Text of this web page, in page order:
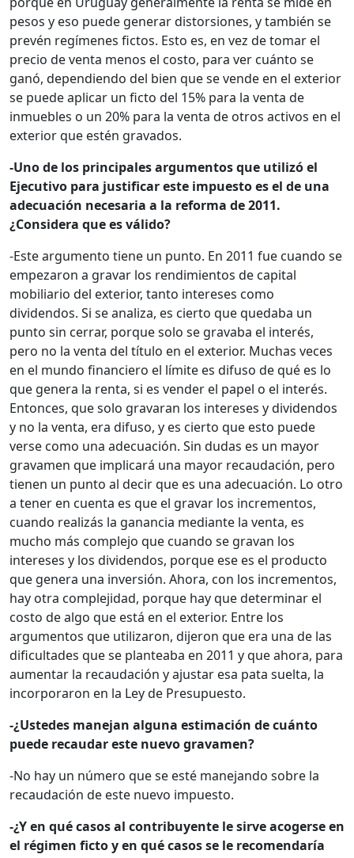
pesos y eso puede generar distorsiones, y también se
prevén regímenes fictos. Esto es, en vez de tomar el
precio de venta menos el costo, para ver cuánto se
ganó, dependiendo del bien que se vende en el exterior
se puede aplicar un ficto del 15% para la venta de
inmuebles o un 20% para la venta de otros activos en el
exterior que estén gravados.
-Uno de los principales argumentos que utilizó el
Ejecutivo para justificar este impuesto es el de una
adecuación necesaria a la reforma de 2011.
¿Considera que es válido?
-Este argumento tiene un punto. En 2011 fue cuando se
empezaron a gravar los rendimientos de capital
mobiliario del exterior, tanto intereses como
dividendos. Si se analiza, es cierto que quedaba un
punto sin cerrar, porque solo se gravaba el interés,
pero no la venta del título en el exterior. Muchas veces
en el mundo financiero el límite es difuso de qué es lo
que genera la renta, si es vender el papel o el interés.
Entonces, que solo gravaran los intereses y dividendos
y no la venta, era difuso, y es cierto que esto puede
verse como una adecuación. Sin dudas es un mayor
gravamen que implicará una mayor recaudación, pero
tienen un punto al decir que es una adecuación. Lo otro
a tener en cuenta es que el gravar los incrementos,
cuando realizás la ganancia mediante la venta, es
mucho más complejo que cuando se gravan los
intereses y los dividendos, porque ese es el producto
que genera una inversión. Ahora, con los incrementos,
hay otra complejidad, porque hay que determinar el
costo de algo que está en el exterior. Entre los
argumentos que utilizaron, dijeron que era una de las
dificultades que se planteaba en 2011 y que ahora, para
aumentar la recaudación y ajustar esa pata suelta, la
incorporaron en la Ley de Presupuesto.
-¿Ustedes manejan alguna estimación de cuánto
puede recaudar este nuevo gravamen?
-No hay un número que se esté manejando sobre la
recaudación de este nuevo impuesto.
-¿Y en qué casos al contribuyente le sirve acogerse en
el régimen ficto y en qué casos se le recomendaría